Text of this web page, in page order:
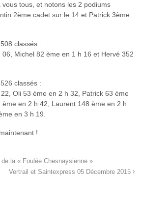
tous, et notons les 2 podiums
2ème cadet sur le 14 et Patrick 3ème
classés :
Michel 82 ème en 1 h 16 et Hervé 352
classés :
Oli 53 ème en 2 h 32, Patrick 63 ème
en 2 h 42, Laurent 148 ème en 2 h
en 3 h 19.
!
la « Foulée Chesnaysienne »
Vertrail et Saintexpress 05 Décembre 2015